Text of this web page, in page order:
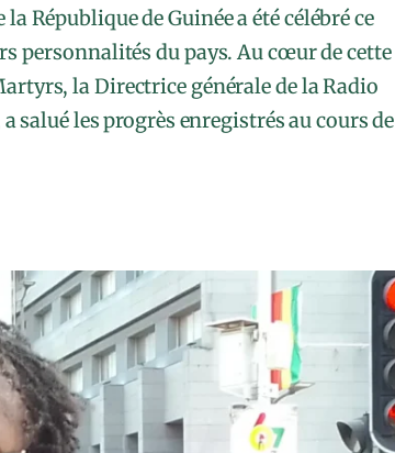
République de Guinée a été célébré ce
personnalités du pays. Au cœur de cette
la Directrice générale de la Radio
salué les progrès enregistrés au cours de